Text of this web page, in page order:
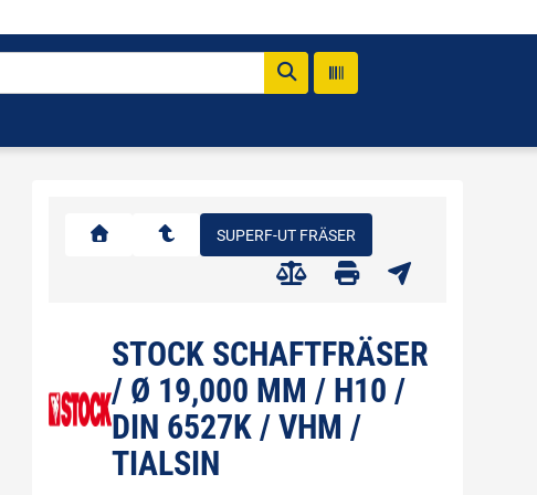
SUPERF-UT FRÄSER
STOCK SCHAFTFRÄSER
/ Ø 19,000 MM / H10 /
DIN 6527K / VHM /
TIALSIN